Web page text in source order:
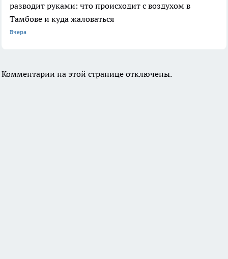
разводит руками: что происходит с воздухом в
Тамбове и куда жаловаться
Вчера
Комментарии на этой странице отключены.